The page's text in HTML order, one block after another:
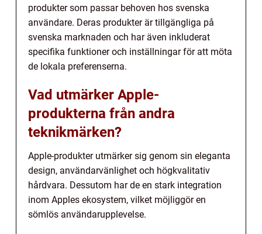
produkter som passar behoven hos svenska
användare. Deras produkter är tillgängliga på
svenska marknaden och har även inkluderat
specifika funktioner och inställningar för att möta
de lokala preferenserna.
Vad utmärker Apple-
produkterna från andra
teknikmärken?
Apple-produkter utmärker sig genom sin eleganta
design, användarvänlighet och högkvalitativ
hårdvara. Dessutom har de en stark integration
inom Apples ekosystem, vilket möjliggör en
sömlös användarupplevelse.